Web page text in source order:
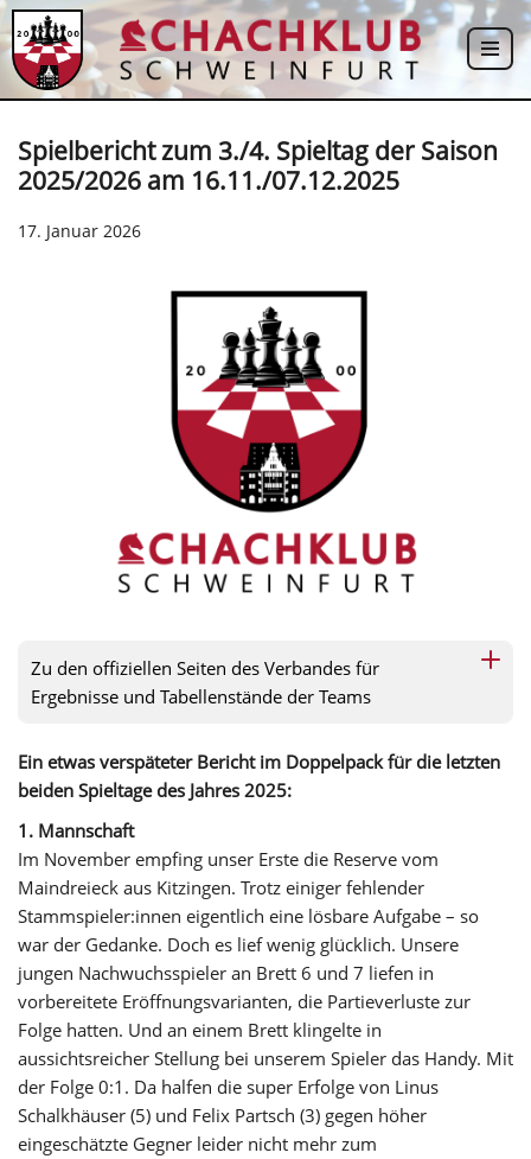
Zum
Inhalt
Spielbericht zum 3./4. Spieltag der Saison
2025/2026 am 16.11./07.12.2025
17. Januar 2026
Zu den offiziellen Seiten des Verbandes für
Ergebnisse und Tabellenstände der Teams
Ein etwas verspäteter Bericht im Doppelpack für die letzten
beiden Spieltage des Jahres 2025:
1. Mannschaft
Im November empfing unser Erste die Reserve vom
Maindreieck aus Kitzingen. Trotz einiger fehlender
Stammspieler:innen eigentlich eine lösbare Aufgabe – so
war der Gedanke. Doch es lief wenig glücklich. Unsere
jungen Nachwuchsspieler an Brett 6 und 7 liefen in
vorbereitete Eröffnungsvarianten, die Partieverluste zur
Folge hatten. Und an einem Brett klingelte in
aussichtsreicher Stellung bei unserem Spieler das Handy. Mit
der Folge 0:1. Da halfen die super Erfolge von Linus
Schalkhäuser (5) und Felix Partsch (3) gegen höher
eingeschätzte Gegner leider nicht mehr zum